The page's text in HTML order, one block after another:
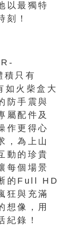
以最獨特
刻！
積只有
火柴盒大
防手震與
屬配件及
作更得心
，為上山
動的珍貴
每個場景
的Full HD
狂與充滿
想像，用
紀錄！